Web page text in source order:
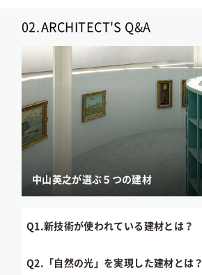
02.ARCHITECT'S Q&A
中山英之が選ぶ５つの建材
Q1.新技術が使われている建材とは？
Q2. 「自然の光」を実現した建材とは？